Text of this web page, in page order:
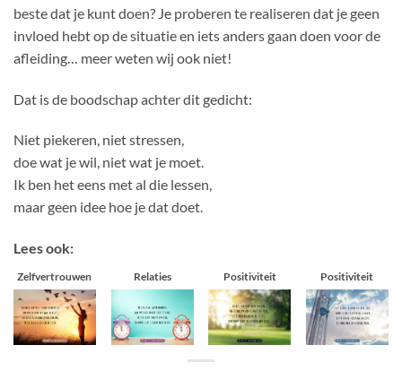
beste dat je kunt doen? Je proberen te realiseren dat je geen
invloed hebt op de situatie en iets anders gaan doen voor de
afleiding… meer weten wij ook niet!
Dat is de boodschap achter dit gedicht:
Niet piekeren, niet stressen,
doe wat je wil, niet wat je moet.
Ik ben het eens met al die lessen,
maar geen idee hoe je dat doet.
Lees ook:
Zelfvertrouwen Relaties Positiviteit Positiviteit